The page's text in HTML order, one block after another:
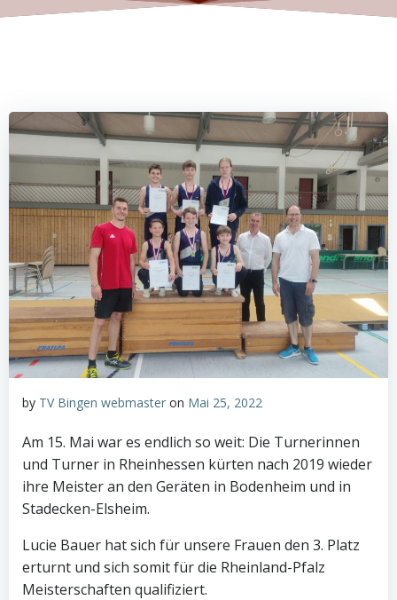
by TV Bingen webmaster on Mai 25, 2022
Am 15. Mai war es endlich so weit: Die Turnerinnen
und Turner in Rheinhessen kürten nach 2019 wieder
ihre Meister an den Geräten in Bodenheim und in
Stadecken-Elsheim.
Lucie Bauer hat sich für unsere Frauen den 3. Platz
erturnt und sich somit für die Rheinland-Pfalz
Meisterschaften qualifiziert.